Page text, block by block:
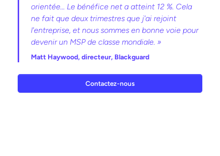
orientée... Le bénéfice net a atteint 12 %. Cela
ne fait que deux trimestres que j'ai rejoint
l'entreprise, et nous sommes en bonne voie pour
devenir un MSP de classe mondiale. »
Matt Haywood, directeur, Blackguard
Contactez-nous